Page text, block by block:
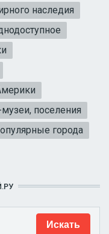
наследия
поселения
города